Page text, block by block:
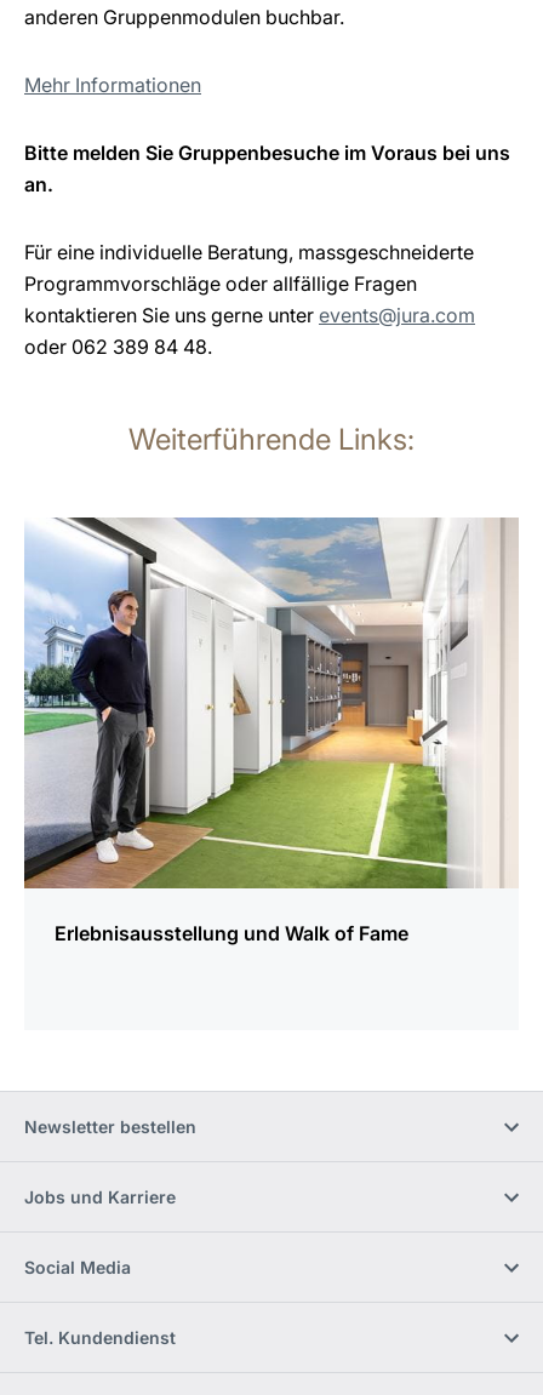
anderen Gruppenmodulen buchbar.
Mehr Informationen
Bitte melden Sie Gruppenbesuche im Voraus bei uns
an.
Für eine individuelle Beratung, massgeschneiderte
Programmvorschläge oder allfällige Fragen
kontaktieren Sie uns gerne unter events@jura.com
oder 062 389 84 48.
Weiterführende Links:
Erlebnisausstellung und Walk of Fame
mehr
erfahren
Newsletter bestellen
Jobs und Karriere
Social Media
Tel. Kundendienst